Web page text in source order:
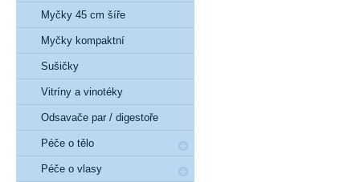
Myčky 45 cm šíře
Myčky kompaktní
Sušičky
Vitríny a vinotéky
Odsavače par / digestoře
Péče o tělo
Péče o vlasy